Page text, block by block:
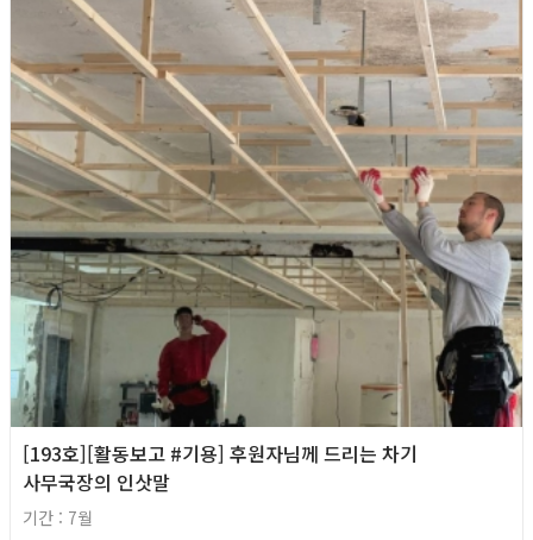
[193호][활동보고 #기용] 후원자님께 드리는 차기
사무국장의 인삿말
기간 : 7월